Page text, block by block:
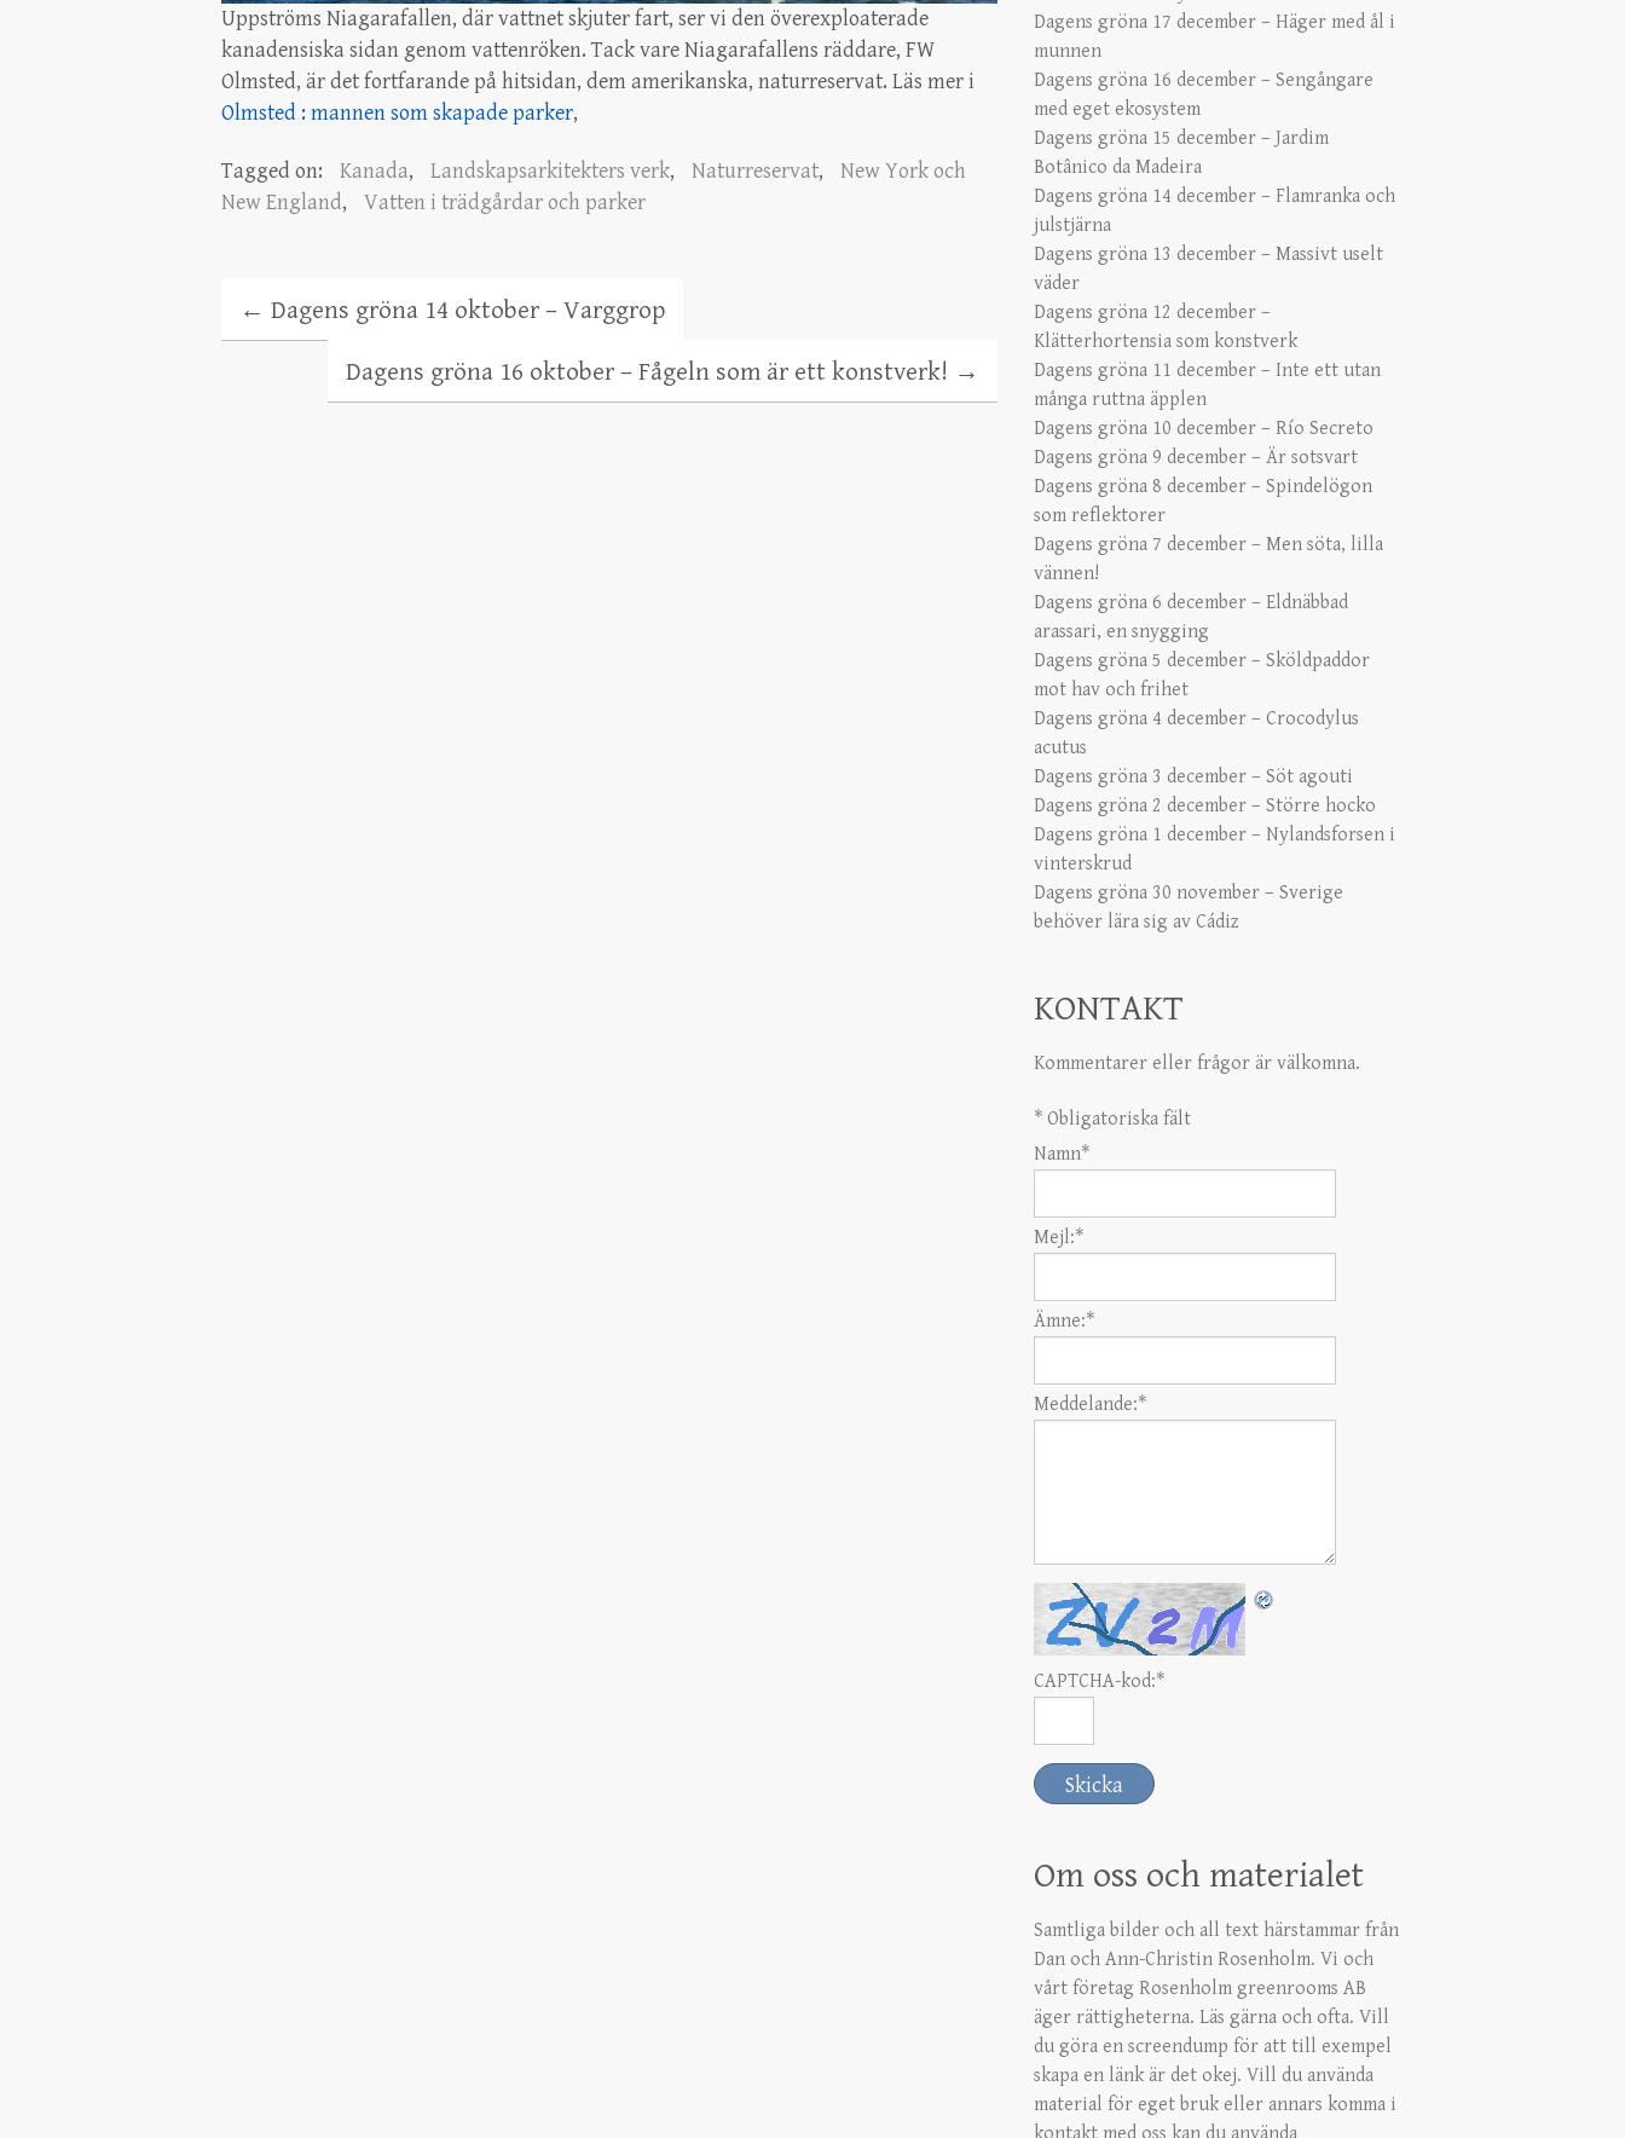
Uppströms Niagarafallen, där vattnet skjuter fart, ser vi den överexploaterade
kanadensiska sidan genom vattenröken. Tack vare Niagarafallens räddare, FW
Olmsted, är det fortfarande på hitsidan, dem amerikanska, naturreservat. Läs mer i
Olmsted : mannen som skapade parker,
Tagged on: Kanada, Landskapsarkitekters verk, Naturreservat,
New York och
New England, Vatten i trädgårdar och parker
← Dagens gröna 14 oktober – Varggrop
Dagens gröna 16 oktober – Fågeln som är ett konstverk! →
Dagens gröna 17 december – Häger med ål i
munnen
Dagens gröna 16 december – Sengångare
med eget ekosystem
Dagens gröna 15 december – Jardim
Botânico da Madeira
Dagens gröna 14 december – Flamranka och
julstjärna
Dagens gröna 13 december – Massivt uselt
väder
Dagens gröna 12 december –
Klätterhortensia som konstverk
Dagens gröna 11 december – Inte ett utan
många ruttna äpplen
Dagens gröna 10 december – Río Secreto
Dagens gröna 9 december – Är sotsvart
Dagens gröna 8 december – Spindelögon
som reflektorer
Dagens gröna 7 december – Men söta, lilla
vännen!
Dagens gröna 6 december – Eldnäbbad
arassari, en snygging
Dagens gröna 5 december – Sköldpaddor
mot hav och frihet
Dagens gröna 4 december – Crocodylus
acutus
Dagens gröna 3 december – Söt agouti
Dagens gröna 2 december – Större hocko
Dagens gröna 1 december – Nylandsforsen i
vinterskrud
Dagens gröna 30 november – Sverige
behöver lära sig av Cádiz
KONTAKT
Kommentarer eller frågor är välkomna.
* Obligatoriska fält
Namn*
Mejl:*
Ämne:*
Meddelande:*
CAPTCHA-kod:*
Om oss och materialet
Samtliga bilder och all text härstammar från
Dan och Ann-Christin Rosenholm. Vi och
vårt företag Rosenholm greenrooms AB
äger rättigheterna. Läs gärna och ofta. Vill
du göra en screendump för att till exempel
skapa en länk är det okej. Vill du använda
material för eget bruk eller annars komma i